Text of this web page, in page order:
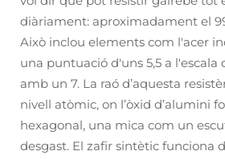
diàriament: aproximadament el
Això inclou elements com l'acer
una puntuació d'uns 5,5 a l'escala
amb un 7. La raó d’aquesta
nivell atòmic, on l’òxid d’alumini
hexagonal, una mica com un
desgast. El zafir sintètic funciona